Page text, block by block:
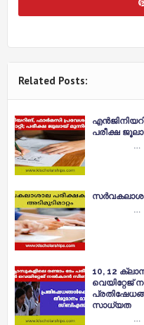
Related Posts:
പരീക്ഷ
…
…
10, 12
വെയിറ്റേജ്
സാധ്യത
…